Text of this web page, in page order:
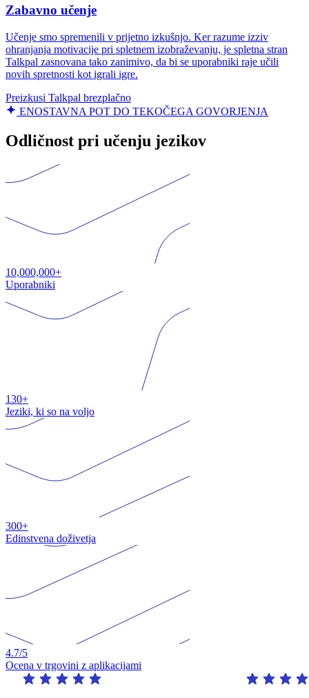
Zabavno učenje
Učenje smo spremenili v prijetno izkušnjo. Ker razume izziv
ohranjanja motivacije pri spletnem izobraževanju, je spletna stran
Talkpal zasnovana tako zanimivo, da bi se uporabniki raje učili
novih spretnosti kot igrali igre.
Preizkusi Talkpal brezplačno
ENOSTAVNA POT DO TEKOČEGA GOVORJENJA
Odličnost pri učenju jezikov
10,000,000+
Uporabniki
130+
Jeziki, ki so na voljo
300+
Edinstvena doživetja
4.7/5
Ocena v trgovini z aplikacijami